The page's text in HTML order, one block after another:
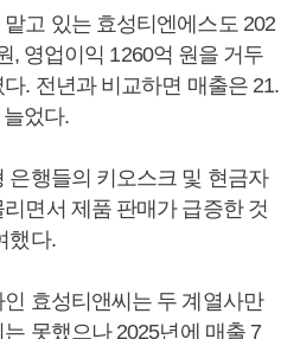
고 있는 효성티엔에스도 202
, 영업이익 1260억 원을 거두
. 전년과 비교하면 매출은 21.
었다.
은행들의 키오스크 및 현금자
면서 제품 판매가 급증한 것
했다.
효성티앤씨는 두 계열사만
못했으나 2025년에 매출 7